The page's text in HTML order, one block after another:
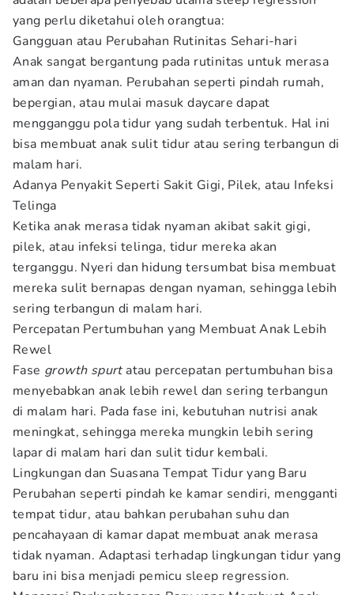
yang perlu diketahui oleh orangtua:
Gangguan atau Perubahan Rutinitas Sehari-hari
Anak sangat bergantung pada rutinitas untuk merasa
aman dan nyaman. Perubahan seperti pindah rumah,
bepergian, atau mulai masuk daycare dapat
mengganggu pola tidur yang sudah terbentuk. Hal ini
bisa membuat anak sulit tidur atau sering terbangun di
malam hari.
Adanya Penyakit Seperti Sakit Gigi, Pilek, atau Infeksi
Telinga
Ketika anak merasa tidak nyaman akibat sakit gigi,
pilek, atau infeksi telinga, tidur mereka akan
terganggu. Nyeri dan hidung tersumbat bisa membuat
mereka sulit bernapas dengan nyaman, sehingga lebih
sering terbangun di malam hari.
Percepatan Pertumbuhan yang Membuat Anak Lebih
Rewel
Fase growth spurtatau percepatan pertumbuhan bisa
menyebabkan anak lebih rewel dan sering terbangun
di malam hari. Pada fase ini, kebutuhan nutrisi anak
meningkat, sehingga mereka mungkin lebih sering
lapar di malam hari dan sulit tidur kembali.
Lingkungan dan Suasana Tempat Tidur yang Baru
Perubahan seperti pindah ke kamar sendiri, mengganti
tempat tidur, atau bahkan perubahan suhu dan
pencahayaan di kamar dapat membuat anak merasa
tidak nyaman. Adaptasi terhadap lingkungan tidur yang
baru ini bisa menjadi pemicu sleep regression.